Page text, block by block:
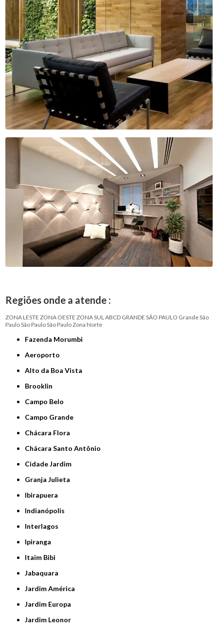
Regiões onde a atende :
ZONA LESTE ZONA OESTE ZONA SUL ABCD GRANDE SÃO PAULO Grande São
PauloSão PauloSão PauloZona Norte
Fazenda Morumbi
Aeroporto
Alto da Boa Vista
Brooklin
Campo Belo
Campo Grande
Chácara Flora
Chácara Santo Antônio
Cidade Jardim
Granja Julieta
Ibirapuera
Indianópolis
Interlagos
Ipiranga
Itaim Bibi
Jabaquara
Jardim América
Jardim Europa
Jardim Leonor